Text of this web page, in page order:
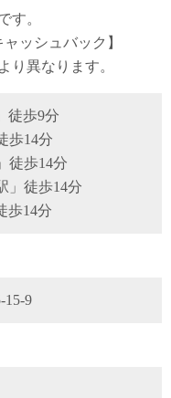
す。
ッシュバック】
り異なります。
」徒歩9分
歩14分
徒歩14分
」徒歩14分
歩14分
15-9